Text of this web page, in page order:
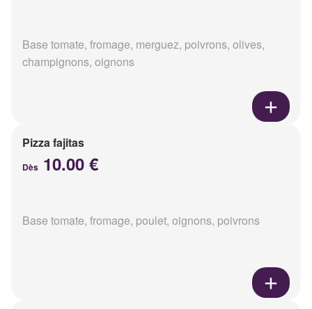
Base tomate, fromage, merguez, poivrons, olives,
champignons, oignons
Pizza fajitas
Dès 10.00 €
Base tomate, fromage, poulet, oignons, poivrons